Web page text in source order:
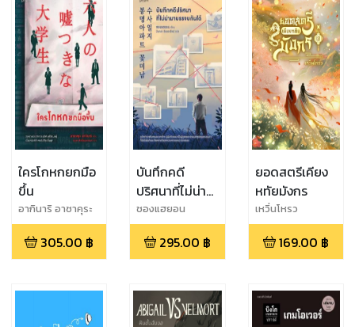
ใครโกหกยกมือ
ขึ้น
อากินาริ อาซาคุระ
305.00 ฿
บันทึกคดี
ปริศนาที่ไม่น่า
มาบรรจบกันได้
ชองแฮยอน
295.00 ฿
ยอดสตรีเคียง
หทัยมังกร
เหวิ่นโหรว
169.00 ฿